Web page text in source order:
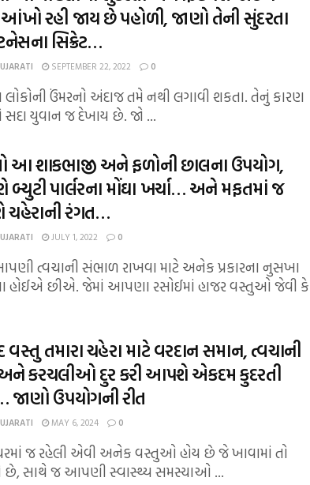
આંખો રહી જાય છે પહોળી, જાણો તેની સુંદરતા
સિક્રેટ…
SEPTEMBER 22, 2022 0
લોકોની ઉંમરનો અંદાજ તમે નથી લગાવી શકતા. તેનું કારણ
યુવાન જ દેખાય છે. જો ...
આ શાકભાજી અને ફળોની છાલના ઉપયોગ,
પાર્લરના મોંઘા ખર્ચા… અને મફતમાં જ
ચહેરાની રંગત…
JULY 1, 2022 0
ત્વચાની સંભાળ રાખવા માટે અનેક પ્રકારના નુસખા
હોઈએ છીએ. જેમાં આપણા રસોઈમાં હાજર વસ્તુઓ જેવી કે
તમારા ચહેરા માટે વરદાન સમાન, ત્વચાની
કરચલીઓ દુર કરી આપશે એકદમ કુદરતી
જાણો ઉપયોગની રીત
MAY 6, 2024 0
જ રહેલી એવી અનેક વસ્તુઓ હોય છે જે ખાવામાં તો
છે, સાથે જ આપણી સ્વાસ્થ્ય સમસ્યાઓ ...